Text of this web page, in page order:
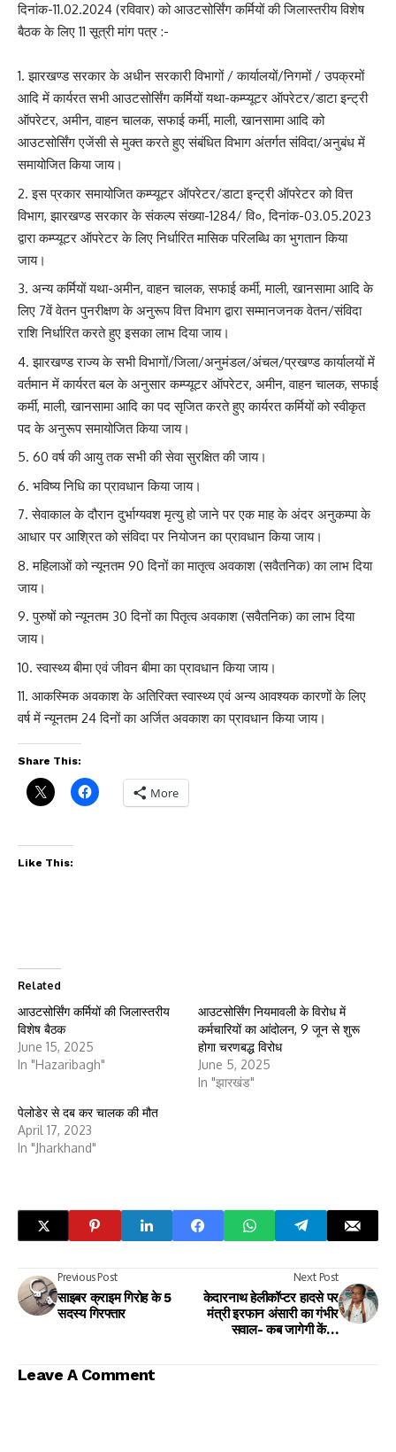
दिनांक-11.02.2024 (रविवार) को आउटसोर्सिंग कर्मियों की जिलास्तरीय विशेष
बैठक के लिए 11 सूत्री मांग पत्र :-
झारखण्ड सरकार के अधीन सरकारी विभागों / कार्यालयों/निगमों / उपक्रमों
आदि में कार्यरत सभी आउटसोर्सिंग कर्मियों यथा-कम्प्यूटर ऑपरेटर/डाटा इन्ट्री
ऑपरेटर, अमीन, वाहन चालक, सफाई कर्मी, माली, खानसामा आदि को
आउटसोर्सिंग एजेंसी से मुक्त करते हुए संबंधित विभाग अंतर्गत संविदा/अनुबंध में
समायोजित किया जाय।
इस प्रकार समायोजित कम्प्यूटर ऑपरेटर/डाटा इन्ट्री ऑपरेटर को वित्त
विभाग, झारखण्ड सरकार के संकल्प संख्या-1284/ वि०, दिनांक-03.05.2023
द्वारा कम्प्यूटर ऑपरेटर के लिए निर्धारित मासिक परिलब्धि का भुगतान किया
जाय।
अन्य कर्मियों यथा-अमीन, वाहन चालक, सफाई कर्मी, माली, खानसामा आदि के
लिए 7वें वेतन पुनरीक्षण के अनुरूप वित्त विभाग द्वारा सम्मानजनक वेतन/संविदा
राशि निर्धारित करते हुए इसका लाभ दिया जाय।
झारखण्ड राज्य के सभी विभागों/जिला/अनुमंडल/अंचल/प्रखण्ड कार्यालयों में
वर्तमान में कार्यरत बल के अनुसार कम्प्यूटर ऑपरेटर, अमीन, वाहन चालक, सफाई
कर्मी, माली, खानसामा आदि का पद सृजित करते हुए कार्यरत कर्मियों को स्वीकृत
पद के अनुरूप समायोजित किया जाय।
60 वर्ष की आयु तक सभी की सेवा सुरक्षित की जाय।
भविष्य निधि का प्रावधान किया जाय।
सेवाकाल के दौरान दुर्भाग्यवश मृत्यु हो जाने पर एक माह के अंदर अनुकम्पा के
आधार पर आश्रित को संविदा पर नियोजन का प्रावधान किया जाय।
महिलाओं को न्यूनतम 90 दिनों का मातृत्व अवकाश (सवैतनिक) का लाभ दिया
जाय।
पुरुषों को न्यूनतम 30 दिनों का पितृत्व अवकाश (सवैतनिक) का लाभ दिया
जाय।
स्वास्थ्य बीमा एवं जीवन बीमा का प्रावधान किया जाय।
आकस्मिक अवकाश के अतिरिक्त स्वास्थ्य एवं अन्य आवश्यक कारणों के लिए
वर्ष में न्यूनतम 24 दिनों का अर्जित अवकाश का प्रावधान किया जाय।
Share This:
More
Like This:
Related
आउटसोर्सिंग कर्मियों की जिलास्तरीय
विशेष बैठक
June 15, 2025
In "Hazaribagh"
आउटसोर्सिंग नियमावली के विरोध में
कर्मचारियों का आंदोलन, 9 जून से शुरू
होगा चरणबद्ध विरोध
June 5, 2025
In "झारखंड"
पेलोडेर से दब कर चालक की मौत
April 17, 2023
In "Jharkhand"
Previous Post
साइबर क्राइम गिरोह के 5
सदस्य गिरफ्तार
Next Post
केदारनाथ हेलीकॉप्टर हादसे पर
मंत्री इरफान अंसारी का गंभीर
सवाल- कब जागेगी केंद्र
Leave A Comment